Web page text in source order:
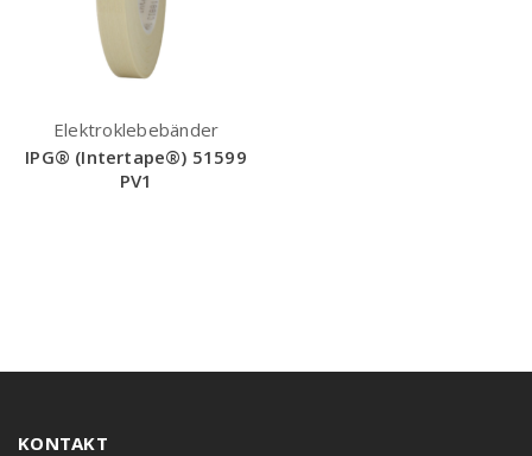
Elektroklebebänder
IPG® (Intertape®) 51599
PV1
KONTAKT